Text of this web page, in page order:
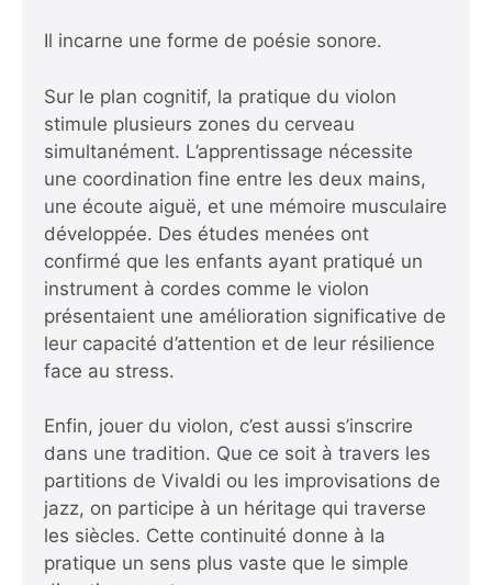
Il incarne une forme de poésie sonore.
Sur le plan cognitif, la pratique du violon
stimule plusieurs zones du cerveau
simultanément. L’apprentissage nécessite
une coordination fine entre les deux mains,
une écoute aiguë, et une mémoire musculaire
développée. Des études menées ont
confirmé que les enfants ayant pratiqué un
instrument à cordes comme le violon
présentaient une amélioration significative de
leur capacité d’attention et de leur résilience
face au stress.
Enfin, jouer du violon, c’est aussi s’inscrire
dans une tradition. Que ce soit à travers les
partitions de Vivaldi ou les improvisations de
jazz, on participe à un héritage qui traverse
les siècles. Cette continuité donne à la
pratique un sens plus vaste que le simple